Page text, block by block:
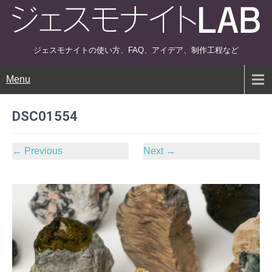
ジェスモナイトの使い方、FAQ、アイデア、制作工程など
Menu
DSC01554
← Previous Next →